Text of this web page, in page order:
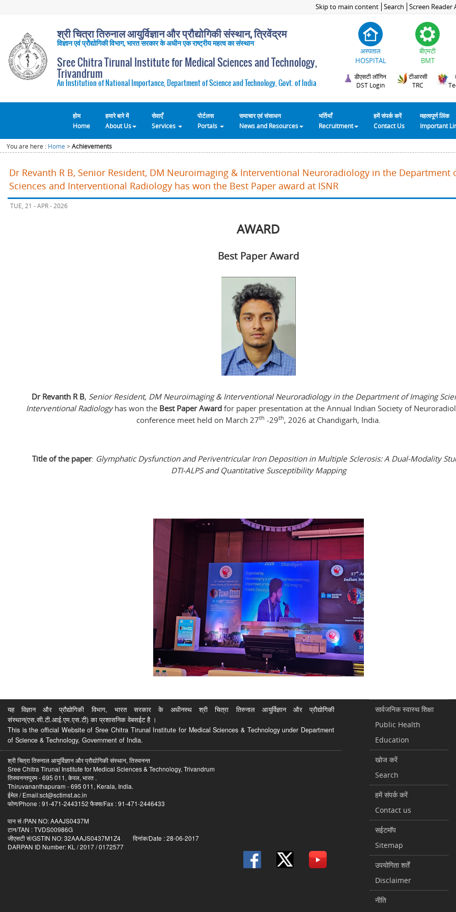
Skip to main content Search Screen Reader
श्री चित्रा तिरुनाल आयुर्विज्ञान और प्रौद्योगिकी संस्थान, त्रिवेंद्रम
विज्ञान एवं प्रौद्योगिकी विभाग, भारत सरकार के अधीन एक राष्ट्रीय महत्व का संस्थान
Sree Chitra Tirunal Institute for Medical Sciences and Technology,
Trivandrum
An Institution of National Importance, Department of Science and Technology, Govt. of India
अस्पताल
HOSPITAL
बीएमटी
BMT
डीएसटी लॉगिन
DST Login
टीआरसी
TRC
होम
Home
हमारे बारे में
About Us
सेवाएँ
Services
पोर्टलस
Portals
समाचार एवं संसाधन
News and Resources
भर्तियाँ
Recruitment
हमें संपर्क करें
Contact Us
महत्वपूर्ण लिंक
Important
You are here : Home >Achievements
Dr Revanth R B, Senior Resident, DM Neuroimaging & Interventional Neuroradiology in the Department
Sciences and Interventional Radiology has won the Best Paper award at ISNR
TUE, 21 - APR - 2026
AWARD
Best Paper Award
Dr Revanth R B, Senior Resident, DM Neuroimaging & Interventional Neuroradiology in the Department of Imaging
Interventional Radiologyhas won the Best Paper Awardfor paper presentation at the Annual Indian Society of
conference meet held on March 27th -29th, 2026 at Chandigarh, India.
Title of the paper: Glymphatic Dysfunction and Periventricular Iron Deposition in Multiple Sclerosis: A Dual-Modality
DTI-ALPS and Quantitative Susceptibility Mapping
यह विज्ञान और प्रौद्योगिकी विभाग, भारत सरकार के अधीनस्थ श्री चित्रा तिरुनाल आयुर्विज्ञान और प्रौद्योगिकी
संस्थान(एस.सी.टी.आई.एम.एस.टी) का प्रशासनिक वेबसईट है ।
This is the official Website of Sree Chitra Tirunal Institute for Medical Sciences & Technology under Department
of Science & Technology, Government of India.
श्री चित्रा तिरुनाल आयुर्विज्ञान और प्रौद्योगिकी संस्थान, तिरुवनन्त
Sree Chitra Tirunal Institute for Medical Sciences & Technology, Trivandrum
तिरुवनन्तपुरम - 695 011, केरल, भारत .
Thiruvananthapuram - 695 011, Kerala, India.
ईमेल / Email:sct@sctimst.ac.in
फोण/Phone : 91-471-2443152 फैक्स/Fax : 91-471-2446433
पान सं /PAN NO: AAAJS0437M
टान/TAN : TVDS00986G
जीएसटी सं/GSTIN NO: 32AAAJS0437M1Z4 दिनांक/Date : 28-06-2017
DARPAN ID Number: KL / 2017 / 0172577
सार्वजनिक स्वास्थ शिक्षा
Public Health
Education
खोज करें
Search
हमें संपर्क करें
Contact us
सईटमॉप
Sitemap
उपयोगिता शर्तें
Disclaimer
नीति